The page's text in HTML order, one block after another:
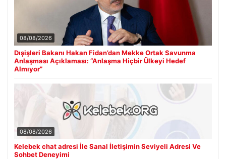
08/08/2026
Dışişleri Bakanı Hakan Fidan’dan Mekke Ortak Savunma
Anlaşması Açıklaması: “Anlaşma Hiçbir Ülkeyi Hedef
Almıyor”
08/08/2026
Kelebek chat adresi İle Sanal İletişimin Seviyeli Adresi Ve
Sohbet Deneyimi